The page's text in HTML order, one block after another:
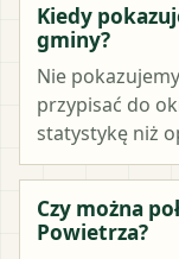
Kiedy
gminy?
Nie
przypisać do
statystykę niż
Czy można
Powietrza?